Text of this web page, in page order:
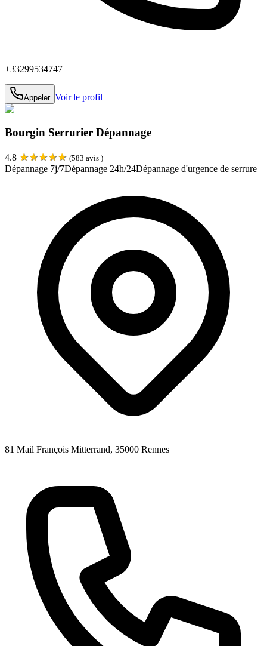
+33299534747
Appeler Voir le profil
Bourgin Serrurier Dépannage
4.8 ★★★★★ (583 avis )
Dépannage 7j/7Dépannage 24h/24Dépannage d'urgence de serrure
81 Mail François Mitterrand, 35000 Rennes